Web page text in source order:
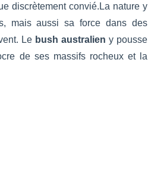
discrètement convié.La nature y
mais aussi sa force dans des
Le bush australien y pousse
de ses massifs rocheux et la